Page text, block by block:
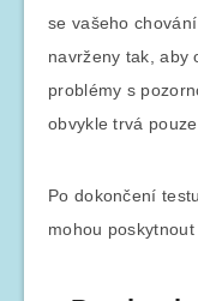
se vašeho
navrženy tak, aby
problémy s
obvykle trvá
Po dokončení
mohou